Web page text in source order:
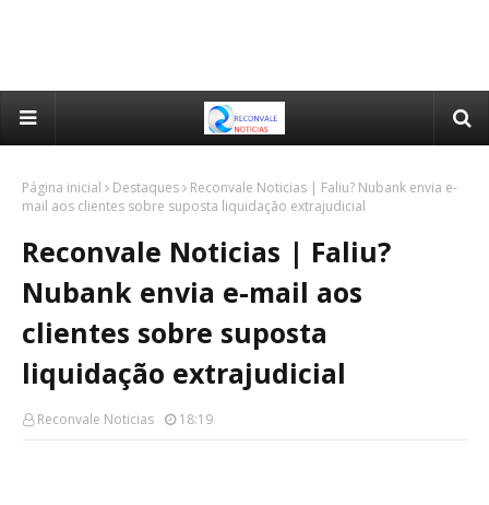
Página inicial Destaques
Reconvale Noticias | Faliu? Nubank envia e-
mail aos clientes sobre suposta liquidação extrajudicial
Reconvale Noticias | Faliu?
Nubank envia e-mail aos
clientes sobre suposta
liquidação extrajudicial
Reconvale Noticias 18:19